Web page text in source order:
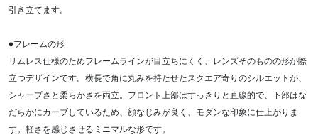
引き立てます。
●フレームの形
リムレス仕様のためフレームラインが目立ちにくく、レンズそのものの形が際
立つデザインです。横長で角に丸みを持たせたスクエア寄りのシルエットが、
シャープさと柔らかさを両立。フロント上部はすっきりと直線的で、下部はな
だらかにカーブしているため、顔なじみが良く、モダンな印象に仕上がりま
す。軽さを感じさせるミニマルな形です。